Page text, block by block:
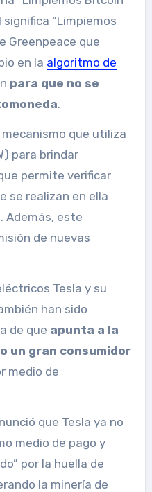
“Limpiemos
Greenpeace que
en la algoritmo de
para que no se
.
que utiliza
para brindar
permite verificar
se realizan en ella
Además, este
de nuevas
Tesla y su
han sido
de que apunta a la
un gran consumidor
medio de
que Tesla ya no
medio de pago y
por la huella de
la minería de